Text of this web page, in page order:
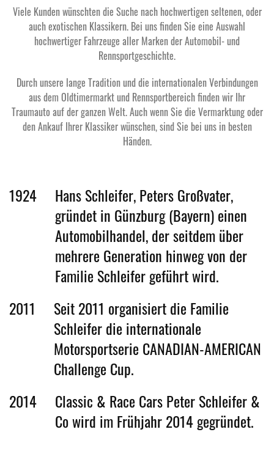
Viele Kunden wünschten die Suche nach hochwertigen seltenen, oder
auch exotischen Klassikern. Bei uns finden Sie eine Auswahl
hochwertiger Fahrzeuge aller Marken der Automobil- und
Rennsportgeschichte.
Durch unsere lange Tradition und die internationalen Verbindungen
aus dem Oldtimermarkt und Rennsportbereich finden wir Ihr
Traumauto auf der ganzen Welt. Auch wenn Sie die Vermarktung oder
den Ankauf Ihrer Klassiker wünschen, sind Sie bei uns in besten
Händen.
1924
Hans Schleifer, Peters Großvater,
gründet in Günzburg (Bayern) einen
Automobilhandel, der seitdem über
mehrere Generation hinweg von der
Familie Schleifer geführt wird.
2011
Seit 2011 organisiert die Familie
Schleifer die internationale
Motorsportserie CANADIAN-AMERICAN
Challenge Cup.
2014
Classic & Race Cars Peter Schleifer &
Co wird im Frühjahr 2014 gegründet.